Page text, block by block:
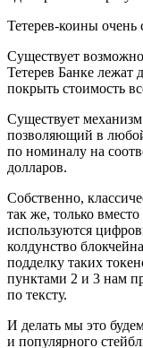
Тетерев-коины
Существует
Тетерев Банке лежат
покрыть стоимость
Существует
позволяющий в
по номиналу на
долларов.
Собственно,
так же, только
используются
колдунство
подделку таких
пунктами 2 и 3 нам
по тексту.
И делать мы это
и популярного